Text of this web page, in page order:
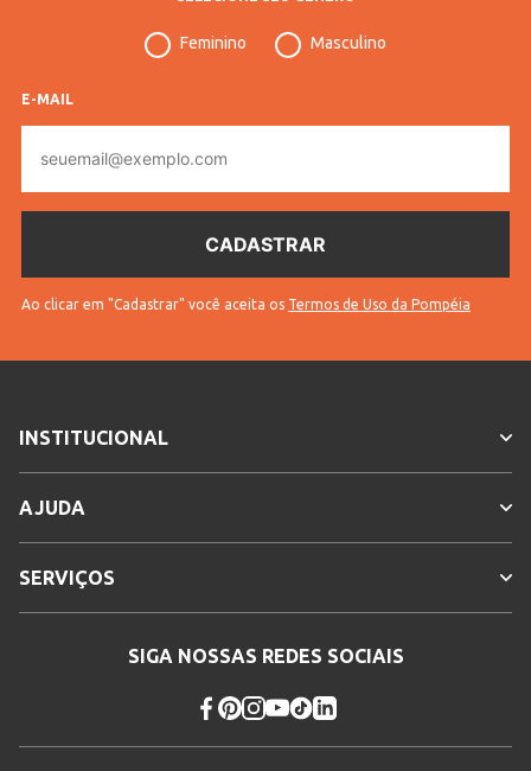
Feminino Masculino
E-MAIL
mail
Ao clicar em "Cadastrar" você aceita os Termos de Uso da Pompéia
INSTITUCIONAL
AJUDA
SERVIÇOS
SIGA NOSSAS REDES SOCIAIS